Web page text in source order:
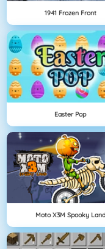
1941 Frozen Front
Easter Pop
Moto X3M Spooky Land